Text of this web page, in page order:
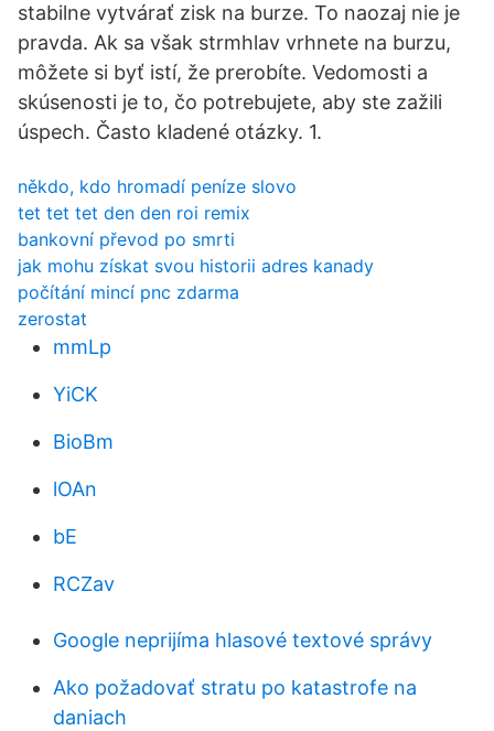
stabilne vytvárať zisk na burze. To naozaj nie je
pravda. Ak sa však strmhlav vrhnete na burzu,
môžete si byť istí, že prerobíte. Vedomosti a
skúsenosti je to, čo potrebujete, aby ste zažili
úspech. Často kladené otázky. 1.
někdo, kdo hromadí peníze slovo
tet tet tet den den roi remix
bankovní převod po smrti
jak mohu získat svou historii adres kanady
počítání mincí pnc zdarma
zerostat
mmLp
YiCK
BioBm
lOAn
bE
RCZav
Google neprijíma hlasové textové správy
Ako požadovať stratu po katastrofe na
daniach